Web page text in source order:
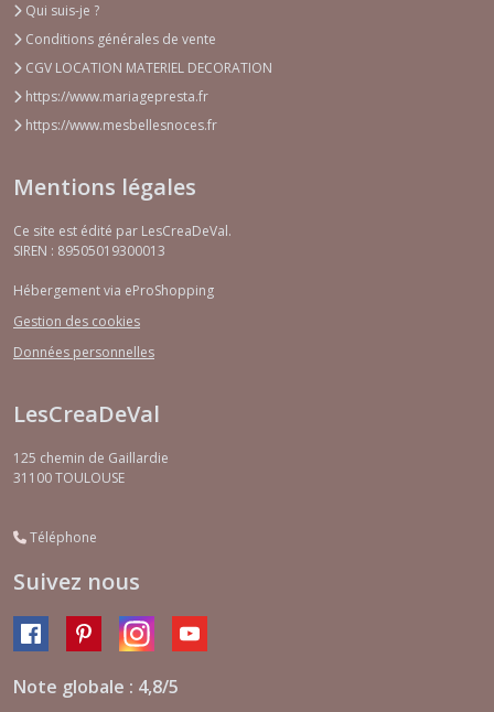
Qui suis-je ?
Conditions générales de vente
CGV LOCATION MATERIEL DECORATION
https://www.mariagepresta.fr
https://www.mesbellesnoces.fr
Mentions légales
Ce site est édité par LesCreaDeVal.
SIREN : 89505019300013
Hébergement via eProShopping
Gestion des cookies
Données personnelles
LesCreaDeVal
125 chemin de Gaillardie
31100TOULOUSE
Téléphone
Suivez nous
Note globale : 4,8/5